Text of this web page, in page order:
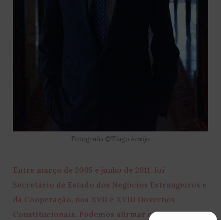
Fotografia ©Tiago Araújo
Entre março de 2005 e junho de 2011, foi
Secretário de Estado dos Negócios Estrangeiros e
da Cooperação, nos XVII e XVIII Governos
Constitucionais. Podemos afirmar que esta